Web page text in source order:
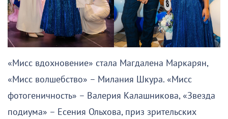
«Мисс вдохновение» стала Магдалена Маркарян,
«Мисс волшебство» – Милания Шкура. «Мисс
фотогеничность» – Валерия Калашникова, «Звезда
подиума» – Есения Ольхова, приз зрительских